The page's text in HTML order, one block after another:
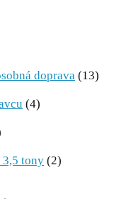
doprava (13)
(4)
3,5 tony (2)